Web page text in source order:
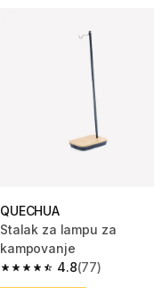
QUECHUA
Stalak za lampu za
kampovanje
4.8
4.8 od 5 zvezdica from
(77)